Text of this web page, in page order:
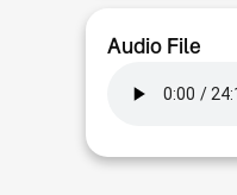
Audio File